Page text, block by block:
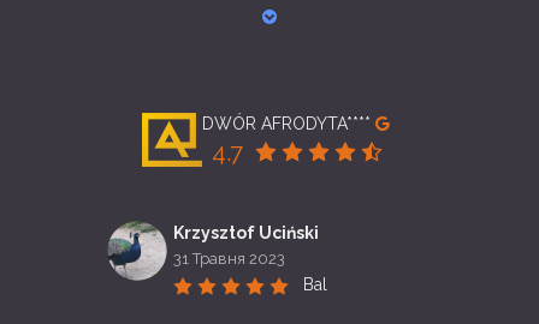
DWÓR AFRODYTA****
4.7
Krzysztof Uciński
31 Травня 2023
Bal